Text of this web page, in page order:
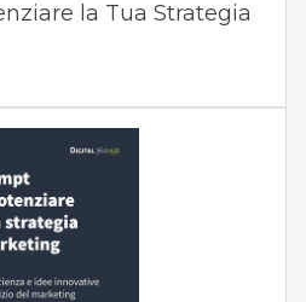
la Tua Strategia